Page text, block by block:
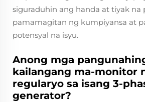
siguraduhin ang handa at tiyak na
pamamagitan ng kumpiyansa at
potensyal na isyu.
Anong mga
kailangang ma-monitor
regularyo sa isang 3-
generator?